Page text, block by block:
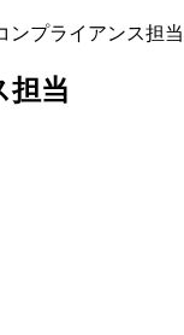
ンプライアンス担
担当